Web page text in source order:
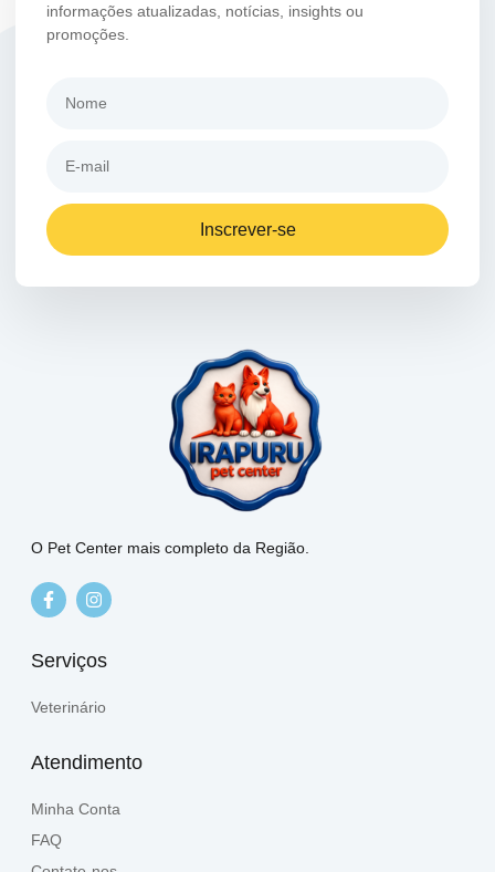
informações atualizadas, notícias, insights ou
promoções.
Inscrever-se
O Pet Center mais completo da Região.
Serviços
Veterinário
Atendimento
Minha Conta
FAQ